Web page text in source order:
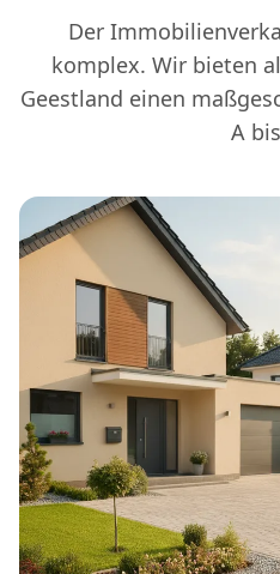
Der
komplex. Wir bieten
Geestland einen
A